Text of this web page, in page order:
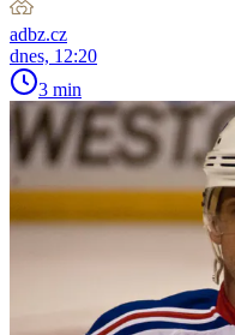
adbz.cz
dnes, 12:20
3 min